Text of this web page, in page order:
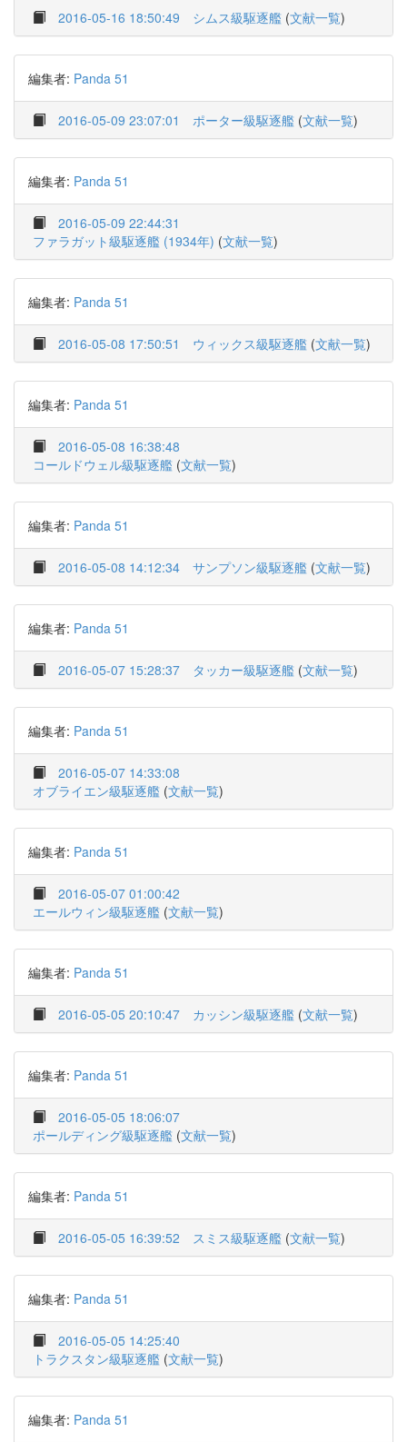
2016-05-16 18:50:49 シムス級駆逐艦 (文献一覧)
編集者: Panda 51
2016-05-09 23:07:01 ポーター級駆逐艦 (文献一覧)
編集者: Panda 51
2016-05-09 22:44:31
ファラガット級駆逐艦 (1934年) (文献一覧)
編集者: Panda 51
2016-05-08 17:50:51 ウィックス級駆逐艦 (文献一覧)
編集者: Panda 51
2016-05-08 16:38:48
コールドウェル級駆逐艦 (文献一覧)
編集者: Panda 51
2016-05-08 14:12:34 サンプソン級駆逐艦 (文献一覧)
編集者: Panda 51
2016-05-07 15:28:37 タッカー級駆逐艦 (文献一覧)
編集者: Panda 51
2016-05-07 14:33:08
オブライエン級駆逐艦 (文献一覧)
編集者: Panda 51
2016-05-07 01:00:42
エールウィン級駆逐艦 (文献一覧)
編集者: Panda 51
2016-05-05 20:10:47 カッシン級駆逐艦 (文献一覧)
編集者: Panda 51
2016-05-05 18:06:07
ポールディング級駆逐艦 (文献一覧)
編集者: Panda 51
2016-05-05 16:39:52 スミス級駆逐艦 (文献一覧)
編集者: Panda 51
2016-05-05 14:25:40
トラクスタン級駆逐艦 (文献一覧)
編集者: Panda 51